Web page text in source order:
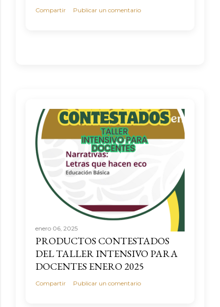
Compartir Publicar un comentario
enero 06, 2025
PRODUCTOS CONTESTADOS
DEL TALLER INTENSIVO PARA
DOCENTES ENERO 2025
Compartir Publicar un comentario